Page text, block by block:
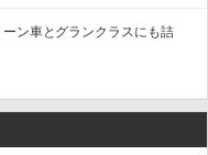
ン車とグランクラスにも詰